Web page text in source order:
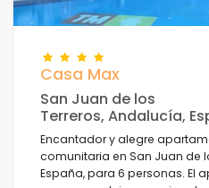
Casa Max
San Juan de los
Terreros, Andalucía,
Encantador y alegre
comunitaria en San Juan de
España, para 6 personas. El